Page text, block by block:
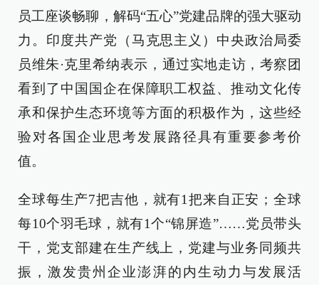
员工座谈畅聊，解码“五心”党建品牌的强大驱动
力。印度共产党（马克思主义）中央政治局委
员维朱·克里希纳表示，通过实地走访，考察团
看到了中国国企在保障职工权益、推动文化传
承和保护生态环境等方面的积极作为，这些经
验对各国企业思考发展路径具有重要参考价
值。
全球每生产7把吉他，就有1把来自正安；全球
每10个羽毛球，就有1个“锦屏造”……党员带头
干，党支部建在生产线上，党建与业务同频共
振，激发贵州企业澎湃的内生动力与发展活